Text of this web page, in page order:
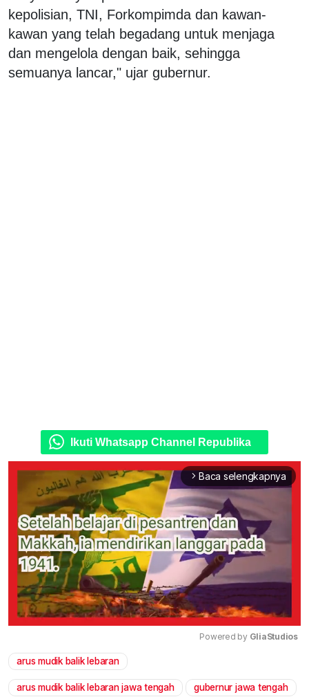
kepolisian, TNI, Forkompimda dan kawan-
kawan yang telah begadang untuk menjaga
dan mengelola dengan baik, sehingga
semuanya lancar," ujar gubernur.
Ikuti Whatsapp Channel Republika
arrow_forward_ios Baca selengkapnya
Powered by GliaStudios
arus mudik balik lebaran
arus mudik balik lebaran jawa tengah gubernur jawa tengah